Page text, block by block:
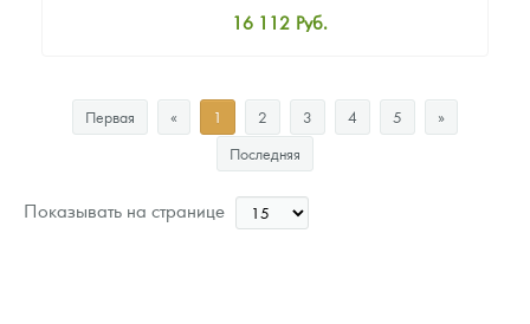
16 112 Руб.
16 647 Руб.
Цена выкупа
Звоните
Первая « 1 2 3 4 5
»
Последняя
Показывать на странице